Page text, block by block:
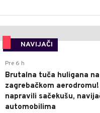
NAVIJAČI
Pre 6 h
Brutalna tuča huligana na
zagrebačkom
napravili sačekušu,
automobilima